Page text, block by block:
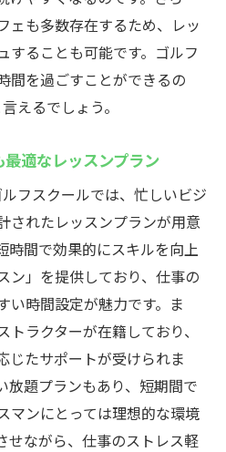
ェも多数存在するため、レッ
することも可能です。ゴルフ
間を過ごすことができるの
えるでしょう。
適なレッスンプラン
フスクールでは、忙しいビジ
されたレッスンプランが用意
時間で効果的にスキルを向上
ン」を提供しており、仕事の
い時間設定が魅力です。ま
ラクターが在籍しており、
じたサポートが受けられま
放題プランもあり、短期間で
マンにとっては理想的な環境
せながら、仕事のストレス軽